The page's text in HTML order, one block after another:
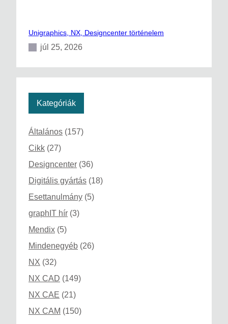
Unigraphics, NX, Designcenter történelem
júl 25, 2026
Kategóriák
Általános (157)
Cikk (27)
Designcenter (36)
Digitális gyártás (18)
Esettanulmány (5)
graphIT hír (3)
Mendix (5)
Mindenegyéb (26)
NX (32)
NX CAD (149)
NX CAE (21)
NX CAM (150)